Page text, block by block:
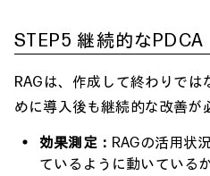
STEP5 継続的なPDCA
RAGは、作成して終わりで
めに導入後も継続的な改善が
効果測定： RAGの活用状
ているように動いている